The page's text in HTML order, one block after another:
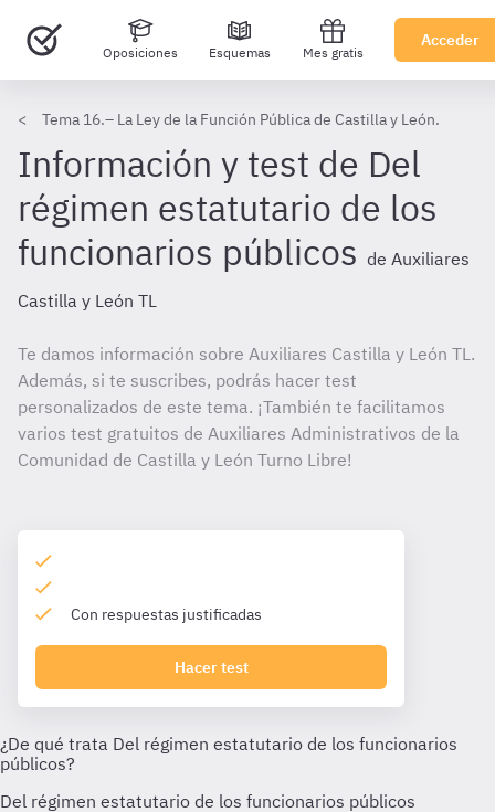
Oposiciones Esquemas Mes gratis
Acceder
Tema 16.– La Ley de la Función Pública de Castilla y León.
Información y test de Del
régimen estatutario de los
funcionarios públicos de Auxiliares
Castilla y León TL
Te damos información sobre Auxiliares Castilla y León TL.
Además, si te suscribes, podrás hacer test
personalizados de este tema. ¡También te facilitamos
varios test gratuitos de Auxiliares Administrativos de la
Comunidad de Castilla y León Turno Libre!
Con respuestas justificadas
Hacer test